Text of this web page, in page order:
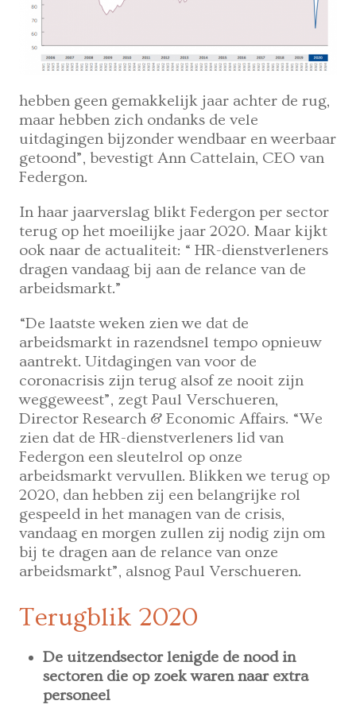
hebben geen gemakkelijk jaar achter de rug,
maar hebben zich ondanks de vele
uitdagingen bijzonder wendbaar en weerbaar
getoond”, bevestigt Ann Cattelain, CEO van
Federgon.
In haar jaarverslag blikt Federgon per sector
terug op het moeilijke jaar 2020. Maar kijkt
ook naar de actualiteit: “ HR-dienstverleners
dragen vandaag bij aan de relance van de
arbeidsmarkt.”
“De laatste weken zien we dat de
arbeidsmarkt in razendsnel tempo opnieuw
aantrekt. Uitdagingen van voor de
coronacrisis zijn terug alsof ze nooit zijn
weggeweest”, zegt Paul Verschueren,
Director Research & Economic Affairs. “We
zien dat de HR-dienstverleners lid van
Federgon een sleutelrol op onze
arbeidsmarkt vervullen. Blikken we terug op
2020, dan hebben zij een belangrijke rol
gespeeld in het managen van de crisis,
vandaag en morgen zullen zij nodig zijn om
bij te dragen aan de relance van onze
arbeidsmarkt”, alsnog Paul Verschueren.
Terugblik 2020
De uitzendsector lenigde de nood in
sectoren die op zoek waren naar extra
personeel